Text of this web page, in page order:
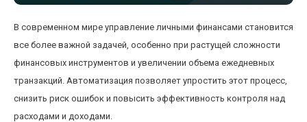
В современном мире управление личными финансами становится
все более важной задачей, особенно при растущей сложности
финансовых инструментов и увеличении объема ежедневных
транзакций. Автоматизация позволяет упростить этот процесс,
снизить риск ошибок и повысить эффективность контроля над
расходами и доходами.